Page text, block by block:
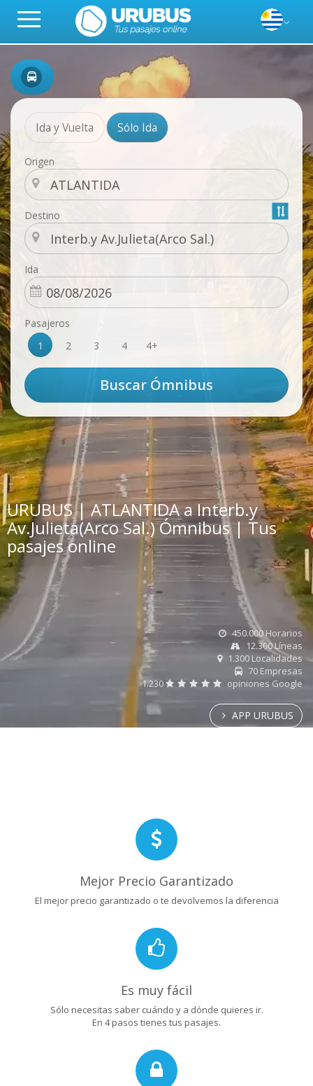
Ida y Vuelta Sólo Ida
Origen
Destino
Ida
Pasajeros
1
2 3 4 4+
URUBUS | ATLANTIDA a Interb.y
Av.Julieta(Arco Sal.) Ómnibus | Tus
pasajes online
450.000 Horarios
12.300 Líneas
1.300 Localidades
70 Empresas
1.230
opiniones Google
APP URUBUS
Mejor Precio Garantizado
El mejor precio garantizado o te devolvemos la diferencia
Es muy fácil
Sólo necesitas saber cuándo y a dónde quieres ir.
En 4 pasos tienes tus pasajes.